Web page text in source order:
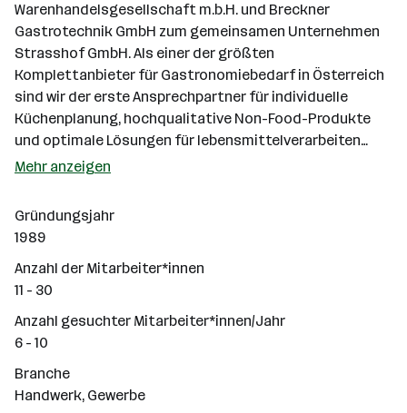
Warenhandelsgesellschaft m.b.H. und Breckner
Gastrotechnik GmbH zum gemeinsamen Unternehmen
Strasshof GmbH. Als einer der größten
Komplettanbieter für Gastronomiebedarf in Österreich
sind wir der erste Ansprechpartner für individuelle
Küchenplanung, hochqualitative Non-Food-Produkte
und optimale Lösungen für lebensmittelverarbeiten…
Mehr anzeigen
Gründungsjahr
1989
Anzahl der Mitarbeiter*innen
11 - 30
Anzahl gesuchter Mitarbeiter*innen/Jahr
6 - 10
Branche
Handwerk, Gewerbe